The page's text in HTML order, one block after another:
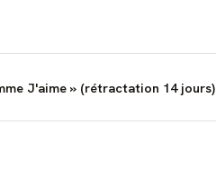
J'aime » (rétractation 14 jours)